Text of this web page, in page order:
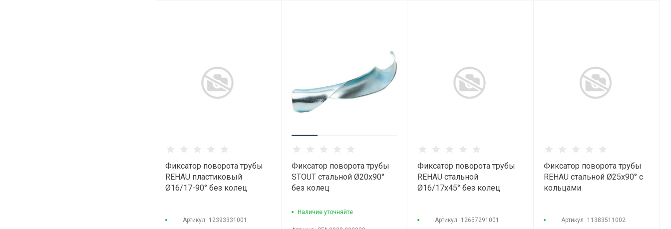
Фиксатор поворота трубы
REHAU пластиковый
Ø16/17-90° без колец
Артикул 12393331001
Фиксатор поворота трубы
STOUT стальной Ø20х90°
без колец
Наличие уточняйте
Фиксатор поворота трубы
REHAU стальной
Ø16/17х45° без колец
Артикул 12657291001
Фиксатор поворота трубы
REHAU стальной Ø25х90° с
кольцами
Артикул 11383511002